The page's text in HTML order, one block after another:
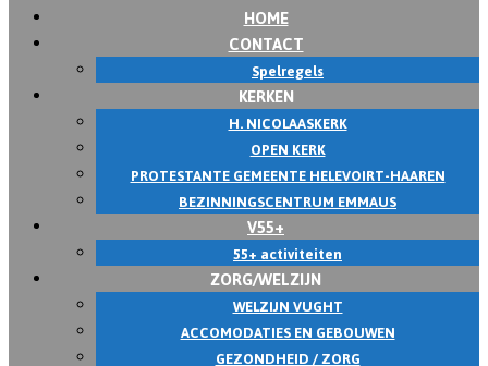
HOME
CONTACT
Spelregels
KERKEN
H. NICOLAASKERK
OPEN KERK
PROTESTANTE GEMEENTE HELEVOIRT-HAAREN
BEZINNINGSCENTRUM EMMAUS
V55+
55+ activiteiten
ZORG/WELZIJN
WELZIJN VUGHT
ACCOMODATIES EN GEBOUWEN
GEZONDHEID / ZORG